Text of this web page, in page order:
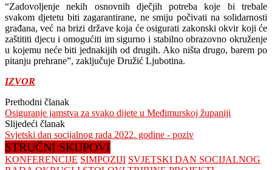
“Zadovoljenje nekih osnovnih dječjih potreba koje bi trebale
svakom djetetu biti zagarantirane, ne smiju počivati na solidarnosti
građana, već na brizi države koja će osigurati zakonski okvir koji će
zaštititi djecu i omogućiti im sigurno i stabilno obrazovno okruženje
u kojemu neće biti jednakijih od drugih. Ako ništa drugo, barem po
pitanju prehrane”, zaključuje Družić Ljubotina.
IZVOR
Prethodni članak
Osiguranje jamstva za svako dijete u Međimurskoj županiji
Slijedeći članak
Svjetski dan socijalnog rada 2022. godine - poziv
STRUČNI SKUPOVI
KONFERENCIJE SIMPOZIJI SVJETSKI DAN SOCIJALNOG